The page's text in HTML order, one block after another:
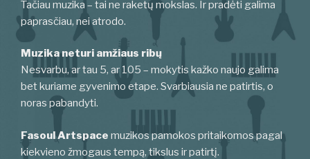
Tačiau muzika – tai ne raketų mokslas. Ir pradėti galima
paprasčiau, nei atrodo.
Muzika neturi amžiaus ribų
Nesvarbu, ar tau 5, ar 105 – mokytis kažko naujo galima
bet kuriame gyvenimo etape. Svarbiausia ne patirtis, o
noras pabandyti.
Fasoul Artspace muzikos pamokos pritaikomos pagal
kiekvieno žmogaus tempą, tikslus ir patirtį.